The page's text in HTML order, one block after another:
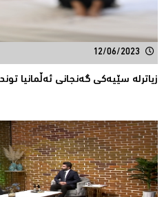
12/06/2023
زیاترله‌ سێیه‌كی گه‌نجانی‌ ئه‌ڵمانیا